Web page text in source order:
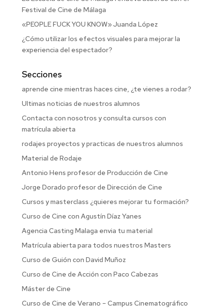
Festival de Cine de Málaga
«PEOPLE FUCK YOU KNOW» Juanda López
¿Cómo utilizar los efectos visuales para mejorar la
experiencia del espectador?
Secciones
aprende cine mientras haces cine, ¿te vienes a rodar?
Ultimas noticias de nuestros alumnos
Contacta con nosotros y consulta cursos con
matrícula abierta
rodajes proyectos y practicas de nuestros alumnos
Material de Rodaje
Antonio Hens profesor de Producción de Cine
Jorge Dorado profesor de Dirección de Cine
Cursos y masterclass ¿quieres mejorar tu formación?
Curso de Cine con Agustín Díaz Yanes
Agencia Casting Malaga envia tu material
Matrícula abierta para todos nuestros Masters
Curso de Guión con David Muñoz
Curso de Cine de Acción con Paco Cabezas
Máster de Cine
Curso de Cine de Verano – Campus Cinematográfico